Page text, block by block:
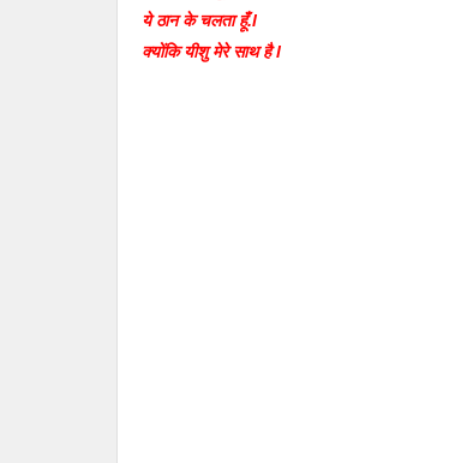
ये ठान के चलता हूँ.l
क्योंकि यीशु मेरे साथ है l